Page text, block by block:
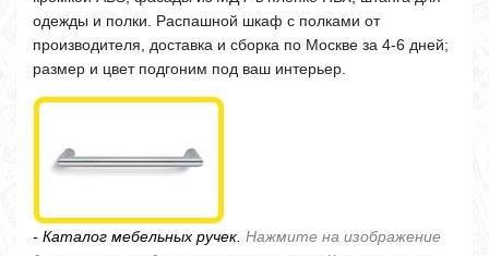
одежды и полки. Распашной шкаф с полками от
производителя, доставка и сборка по Москве за 4-6 дней;
размер и цвет подгоним под ваш интерьер.
- Каталог мебельных ручек. Нажмите на изображение